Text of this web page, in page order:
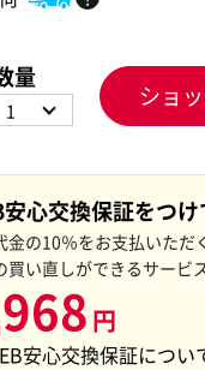
量
1 ショ
安心交換保証をつ
金の10％をお支払いただ
買い直しができるサービ
円
安心交換保証につい